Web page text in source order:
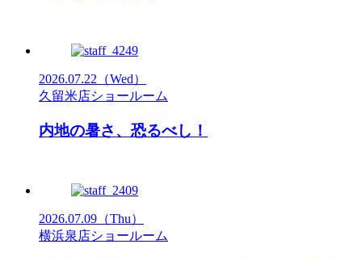
2026.07.22 （Wed）
久留米店ショールーム
内地の暑さ、恐るべし！
2026.07.09 （Thu）
横浜泉店ショールーム